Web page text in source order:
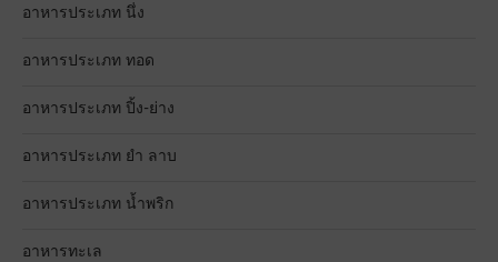
อาหารประเภท นึ่ง
อาหารประเภท ทอด
อาหารประเภท ปิ้ง-ย่าง
อาหารประเภท ยำ ลาบ
อาหารประเภท น้ำพริก
อาหารทะเล